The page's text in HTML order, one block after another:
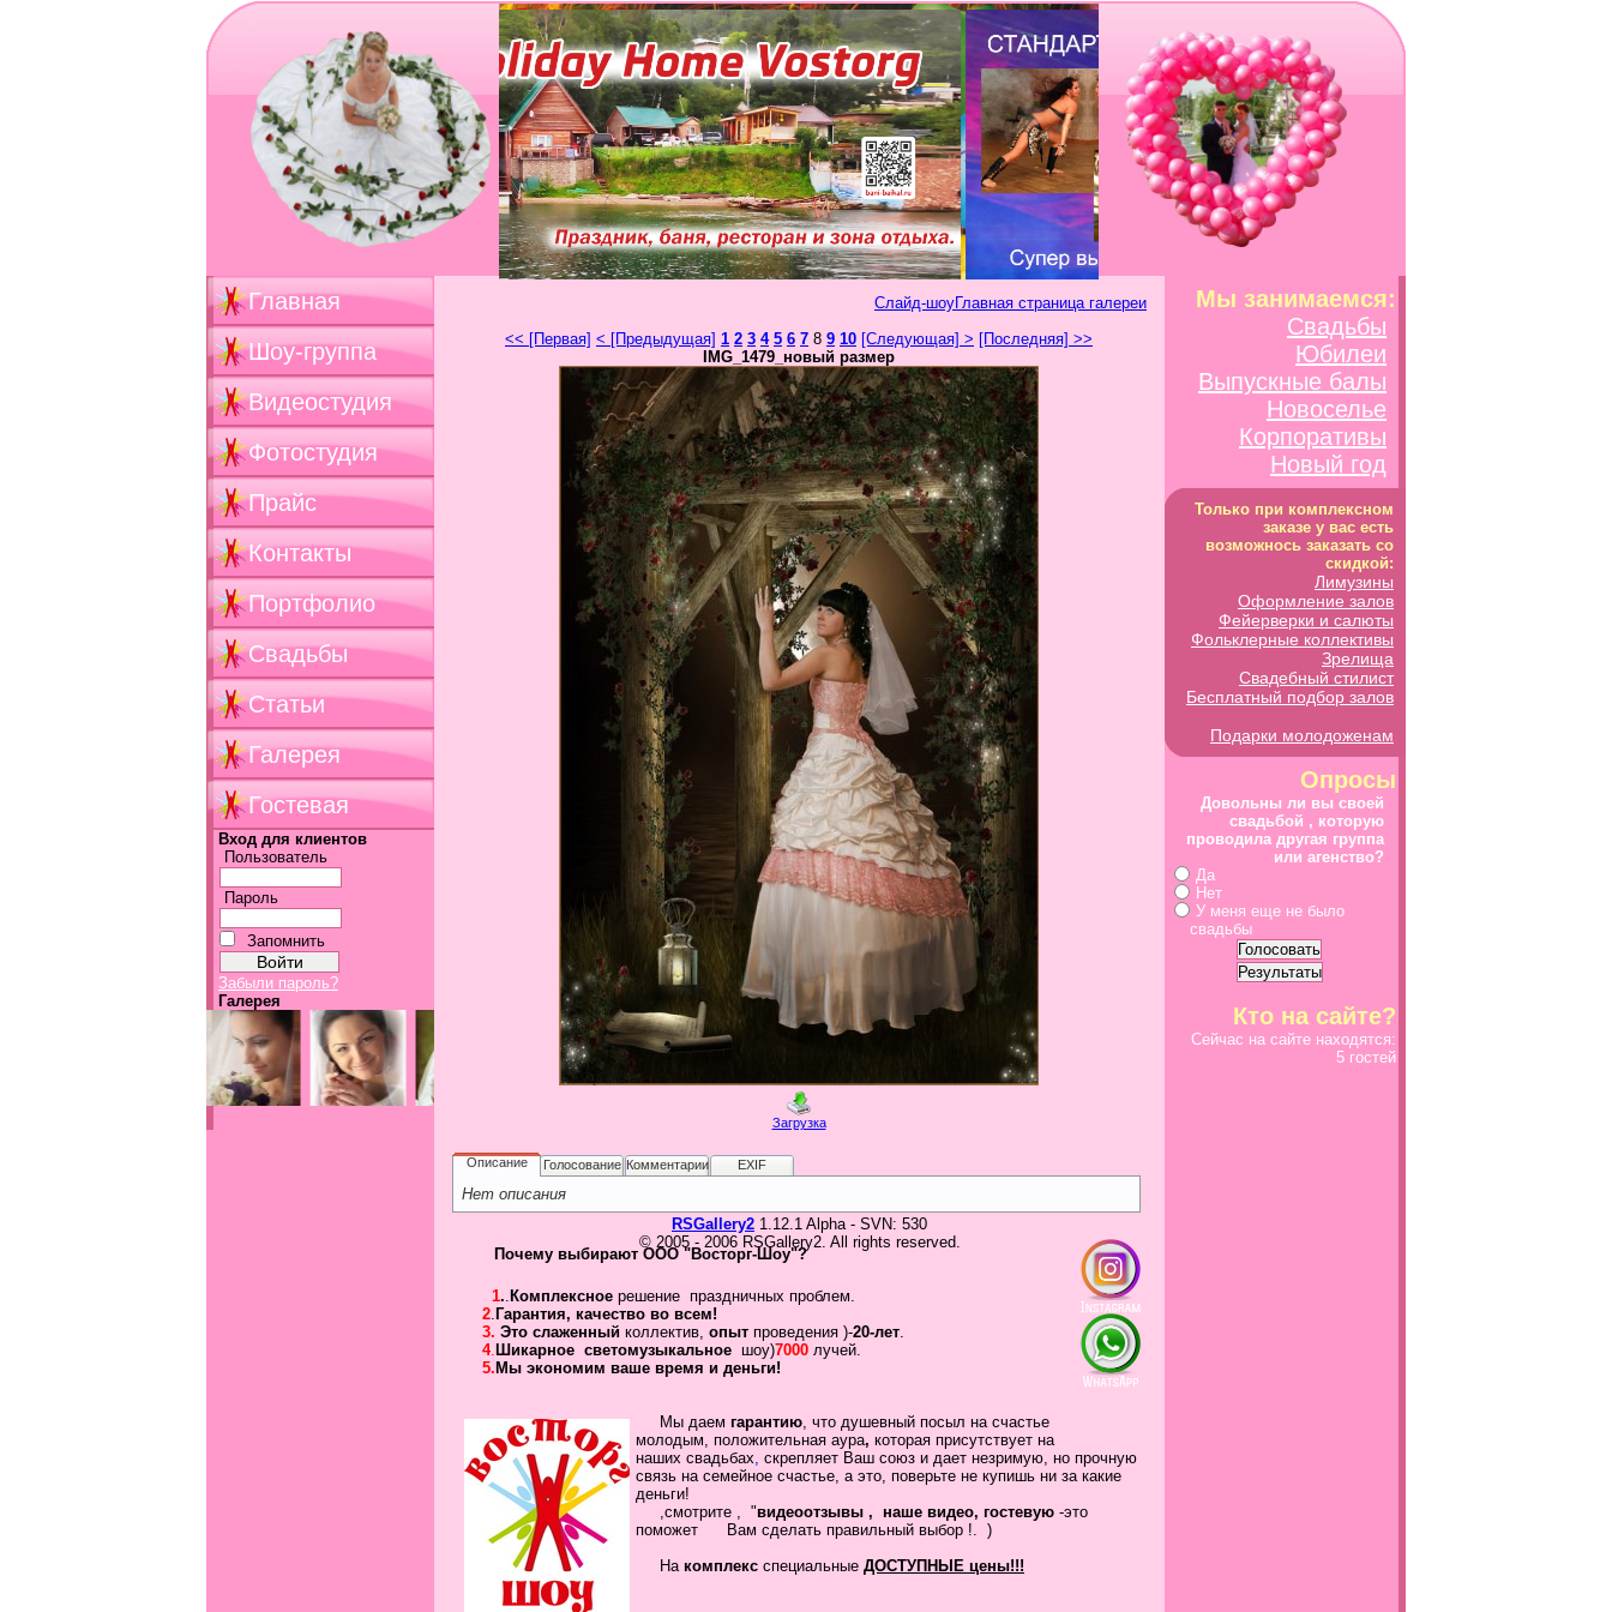
Главная
Шоу-группа
Видеостудия
Фотостудия
Прайс
Контакты
Портфолио
Свадьбы
Статьи
Галерея
Гостевая
Вход для клиентов
Пользователь
Пароль
Запомнить
Забыли пароль?
Галерея
Главная страница галереи
Слайд-шоу
<< [Первая] < [Предыдущая] 1 2 3 4 5 6 7 8 9 10 [Следующая] > [Последняя] >>
IMG_1479_новый размер
Загрузка
Описание Голосование Комментарии EXIF
Нет описания
RSGallery2 1.12.1 Alpha - SVN: 530
© 2005 - 2006 RSGallery2. All rights reserved.
Почему выбирают ООО "Восторг-Шоу"?
1.. Комплексное решение праздничных проблем.
2. Гарантия, качество во всем!
3. Это слаженный коллектив, опыт проведения )-20-лет.
4. Шикарное светомузыкальное шоу)7000 лучей.
5. Мы экономим ваше время и деньги!
Мы даем гарантию, что душевный посыл на счастье
молодым, положительная аура, которая присутствует на
наших свадьбах, скрепляет Ваш союз и дает незримую, но прочную
связь на семейное счастье, а это, поверьте не купишь ни за какие
деньги!
,смотрите , "видеоотзывы , наше видео, гостевую -это
поможет Вам сделать правильный выбор !. )
Накомплекс специальные ДОСТУПНЫЕ цены!!!
Мы занимаемся:
Свадьбы
Юбилеи
Выпускные балы
Новоселье
Корпоративы
Новый год
Только при комплексном
заказе у вас есть
возможнось заказать со
скидкой:
Лимузины
Оформление залов
Фейерверки и салюты
Фольклерные коллективы
Зрелища
Свадебный стилист
Бесплатный подбор залов
Подарки молодоженам
Опросы
Довольны ли вы своей
свадьбой , которую
проводила другая группа
или агенство?
Да
Нет
У меня еще не было
свадьбы
Кто на сайте?
Сейчас на сайте находятся:
5 гостей